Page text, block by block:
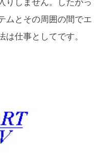
りしません。したがっ
ムとその周囲の間でエ
は仕事としてです。